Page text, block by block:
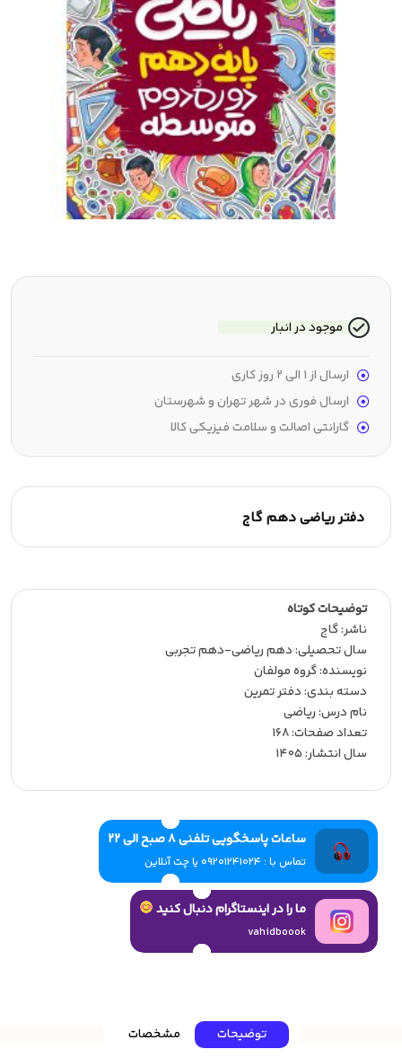
دفتر ریاضی دهم گاج
توضیحات کوتاه
ناشر:‌ گاج
سال تحصیلی:‌ دهم ریاضی-دهم تجربی
نویسنده:‌ گروه مولفان
دسته بندی: دفتر تمرین
نام درس: ریاضی
تعداد صفحات:‌ 168
سال انتشار:‌ 1405
ساعات پاسخگویی تلفنی 8 صبح الی 22
تماس با : 09201241024 یا چت آنلاین
ما را در اینستاگرام دنبال کنید
vahidboook
موجود در انبار
ارسال از 1 الی 2 روز کاری
ارسال فوری در شهر تهران و شهرستان
گارانتی اصالت و سلامت فیزیکی کالا
توضیحات مشخصات